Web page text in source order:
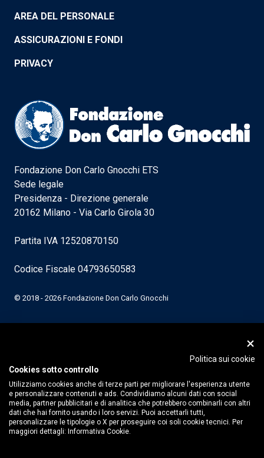
AREA DEL PERSONALE
ASSICURAZIONI E FONDI
PRIVACY
Fondazione Don Carlo Gnocchi ETS
Sede legale
Presidenza - Direzione generale
20162 Milano - Via Carlo Girola 30
Partita IVA 12520870150
Codice Fiscale 04793650583
© 2018 - 2026 Fondazione Don Carlo Gnocchi
Politica sui cookie
Cookies sotto controllo
Utilizziamo cookies anche di terze parti per migliorare l'esperienza utente
e personalizzare contenuti e ads. Condividiamo alcuni dati con social
media, partner pubblicitari e di analitica che potrebbero combinarli con altri
dati che hai fornito usando i loro servizi. Puoi accettarli tutti,
personalizzare le tipologie o X per proseguire coi soli cookie tecnici. Per
maggiori dettagli: Informativa Cookie.